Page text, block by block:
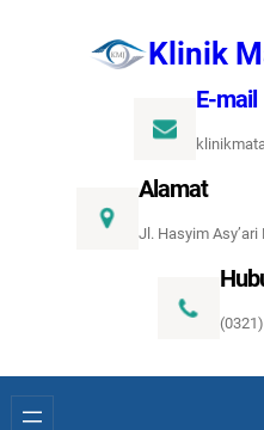
Klinik
E-mail
Alamat
Jl. Hasyim